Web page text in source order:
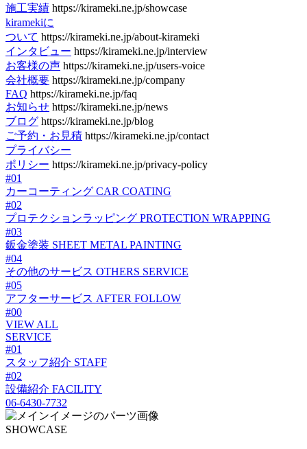
施工実績 https://kirameki.ne.jp/showcase
kiramekiに
ついて https://kirameki.ne.jp/about-kirameki
インタビュー https://kirameki.ne.jp/interview
お客様の声 https://kirameki.ne.jp/users-voice
会社概要 https://kirameki.ne.jp/company
FAQ https://kirameki.ne.jp/faq
お知らせ https://kirameki.ne.jp/news
ブログ https://kirameki.ne.jp/blog
ご予約・お見積 https://kirameki.ne.jp/contact
プライバシー
ポリシー https://kirameki.ne.jp/privacy-policy
#01
カーコーティング CAR COATING
#02
プロテクションラッピング PROTECTION WRAPPING
#03
鈑金塗装 SHEET METAL PAINTING
#04
その他のサービス OTHERS SERVICE
#05
アフターサービス AFTER FOLLOW
#00
VIEW ALL
SERVICE
#01
スタッフ紹介 STAFF
#02
設備紹介 FACILITY
06-6430-7732
SHOWCASE